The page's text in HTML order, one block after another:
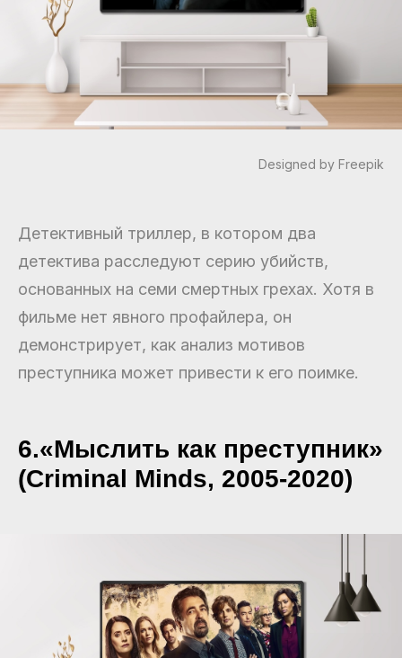
Designed by Freepik
Детективный триллер, в котором два
детектива расследуют серию убийств,
основанных на семи смертных грехах. Хотя в
фильме нет явного профайлера, он
демонстрирует, как анализ мотивов
преступника может привести к его поимке.
6.«Мыслить как преступник»
(Criminal Minds, 2005-2020)